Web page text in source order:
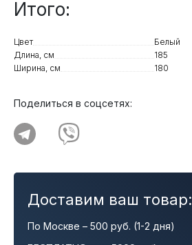
Итого:
Цвет
Белый
Длина, см
185
Ширина, см
180
Поделиться в соцсетях:
Доставим ваш товар:
По Москве – 500 руб. (1-2 дня)